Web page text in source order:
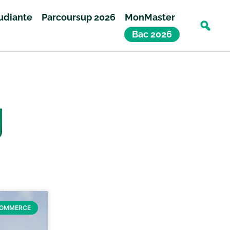
Parcoursup 2026
MonMaster
Bac 2026